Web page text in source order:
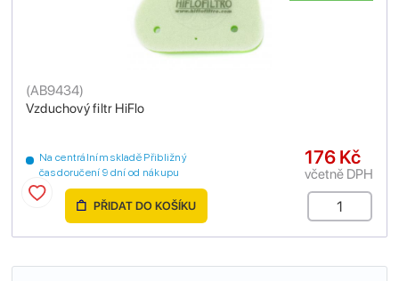
Vzduchový filtr HiFlo
(AB9434)
Na centrálním skladě Přibližný
čas doručení 9 dní od nákupu
176 Kč
včetně DPH
PŘIDAT DO KOŠÍKU